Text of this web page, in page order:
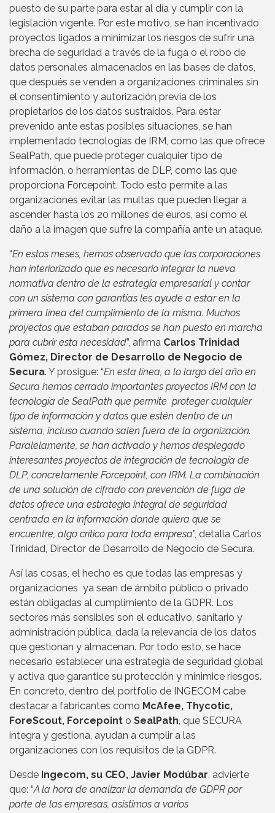
puesto de su parte para estar al día y cumplir con la
legislación vigente. Por este motivo, se han incentivado
proyectos ligados a minimizar los riesgos de sufrir una
brecha de seguridad a través de la fuga o el robo de
datos personales almacenados en las bases de datos,
que después se venden a organizaciones criminales sin
el consentimiento y autorización previa de los
propietarios de los datos sustraídos. Para estar
prevenido ante estas posibles situaciones, se han
implementado tecnologías de IRM, como las que ofrece
SealPath, que puede proteger cualquier tipo de
información, o herramientas de DLP, como las que
proporciona Forcepoint. Todo esto permite a las
organizaciones evitar las multas que pueden llegar a
ascender hasta los 20 millones de euros, así como el
daño a la imagen que sufre la compañía ante un ataque.
“En estos meses, hemos observado que las corporaciones
han interiorizado que es necesario integrar la nueva
normativa dentro de la estrategia empresarial y contar
con un sistema con garantías les ayude a estar en la
primera línea del cumplimiento de la misma. Muchos
proyectos que estaban parados se han puesto en marcha
para cubrir esta necesidad”, afirma Carlos Trinidad
Gómez, Director de Desarrollo de Negocio de
Secura. Y prosigue: “En esta línea, a lo largo del año en
Secura hemos cerrado importantes proyectos IRM con la
tecnología de SealPath que permite proteger cualquier
tipo de información y datos que estén dentro de un
sistema, incluso cuando salen fuera de la organización.
Paralelamente, se han activado y hemos desplegado
interesantes proyectos de integración de tecnología de
DLP, concretamente Forcepoint, con IRM. La combinación
de una solución de cifrado con prevención de fuga de
datos ofrece una estrategia integral de seguridad
centrada en la información donde quiera que se
encuentre, algo crítico para toda empresa”, detalla Carlos
Trinidad, Director de Desarrollo de Negocio de Secura.
Así las cosas, el hecho es que todas las empresas y
organizaciones ya sean de ámbito público o privado
están obligadas al cumplimiento de la GDPR. Los
sectores más sensibles son el educativo, sanitario y
administración pública, dada la relevancia de los datos
que gestionan y almacenan. Por todo esto, se hace
necesario establecer una estrategia de seguridad global
y activa que garantice su protección y minimice riesgos.
En concreto, dentro del portfolio de INGECOM cabe
destacar a fabricantes como McAfee, Thycotic,
ForeScout, Forcepoint o SealPath, que SECURA
integra y gestiona, ayudan a cumplir a las
organizaciones con los requisitos de la GDPR.
Desde Ingecom, su CEO, Javier Modúbar, advierte
que: “A la hora de analizar la demanda de GDPR por
parte de las empresas, asistimos a varios